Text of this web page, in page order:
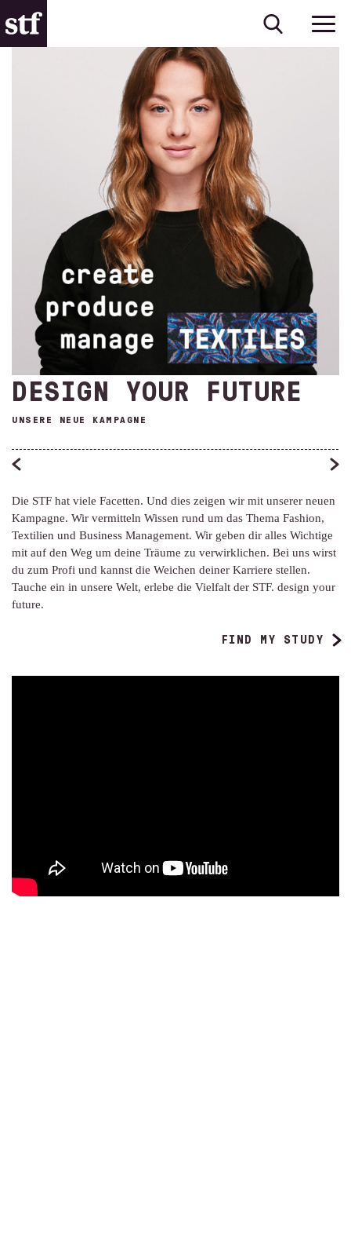
DESIGN YOUR FUTURE
UNSERE NEUE KAMPAGNE
Die STF hat viele Facetten. Und dies zeigen wir mit unserer neuen
Kampagne. Wir vermitteln Wissen rund um das Thema Fashion,
Textilien und Business Management. Wir geben dir alles Wichtige
mit auf den Weg um deine Träume zu verwirklichen. Bei uns wirst
du zum Profi und kannst die Weichen deiner Karriere stellen.
Tauche ein in unsere Welt, erlebe die Vielfalt der STF. design your
future.
FIND MY STUDY